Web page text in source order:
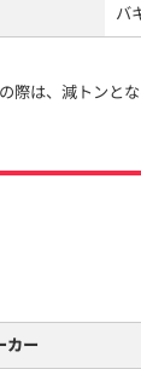
バ
は、減トンと
カー